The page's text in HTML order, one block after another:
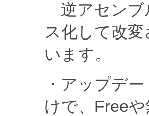
逆アセンブ
ス化して改
います。
・アップデ
けで、Free